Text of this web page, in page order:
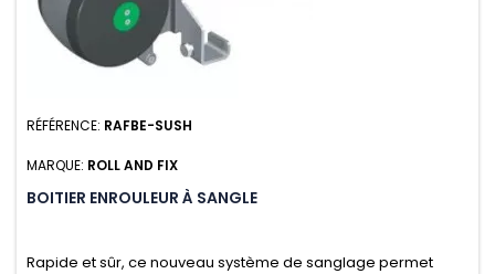
RÉFÉRENCE: RAFBE-SUSH
MARQUE: ROLL AND FIX
BOITIER ENROULEUR À SANGLE
Rapide et sûr, ce nouveau système de sanglage permet